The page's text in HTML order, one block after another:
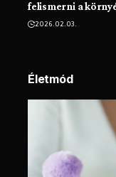
felismerni a
2026.02.03.
Életmód